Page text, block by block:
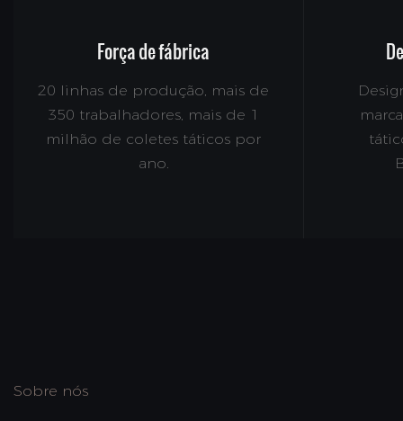
Força de fábrica
20 linhas de produção, mais de
350 trabalhadores, mais de 1
milhão de coletes táticos por
ano.
Sobre nós